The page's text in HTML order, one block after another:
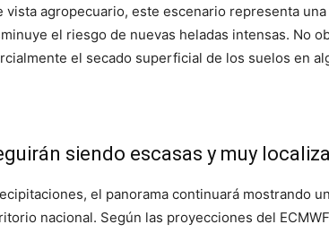
vista agropecuario, este escenario representa
el riesgo de nuevas heladas intensas. No
el secado superficial de los suelos en
siendo escasas y muy
el panorama continuará mostrando
nacional. Según las proyecciones del